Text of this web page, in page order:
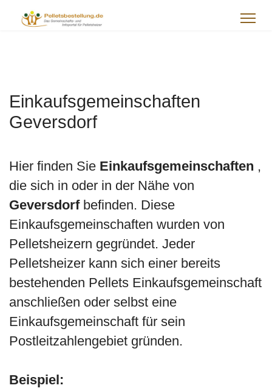
Einkaufsgemeinschaften
Geversdorf
Hier finden Sie Einkaufsgemeinschaften ,
die sich in oder in der Nähe von
Geversdorfbefinden. Diese
Einkaufsgemeinschaften wurden von
Pelletsheizern gegründet. Jeder
Pelletsheizer kann sich einer bereits
bestehenden Pellets Einkaufsgemeinschaft
anschließen oder selbst eine
Einkaufsgemeinschaft für sein
Postleitzahlengebiet gründen.
Beispiel: